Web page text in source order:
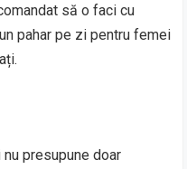
să o faci cu
pahar pe zi pentru femei
presupune doar